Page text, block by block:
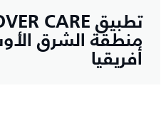
منطقة الشرق
أفريقيا